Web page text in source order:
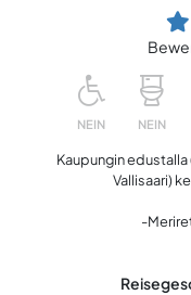
NEIN NEIN
Kaupungin
Vallisaari)
-